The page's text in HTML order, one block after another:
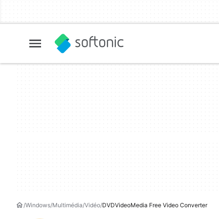
Windows Multimédia Vidéo DVDVideoMedia Free Video Converter